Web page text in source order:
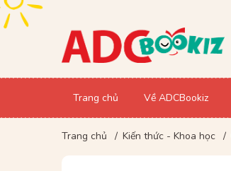
Trang chủ Về ADCBookiz
Trang chủ / Kiến thức - Khoa học /